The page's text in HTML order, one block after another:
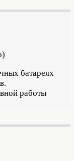
батареях
работы